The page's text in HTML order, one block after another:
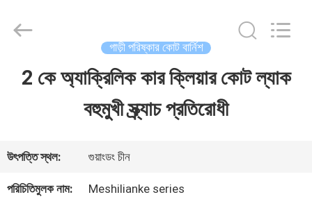
বাড়ি
ভিডিও
Chemical
গাড়ী পরিষ্কার কোট বার্নিশ
2 কে অ্যাক্রিলিক কার ক্লিয়ার কোট ল্যাক
বহুমুখী স্ক্র্যাচ প্রতিরোধী
উৎপত্তি স্থল: গুয়াংডং চীন
পরিচিতিমুলক নাম: Meshilianke series